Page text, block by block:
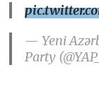
— Yeni
Party